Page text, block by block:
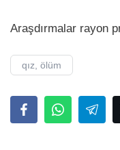
Araşdırmalar rayon
qız, ölüm